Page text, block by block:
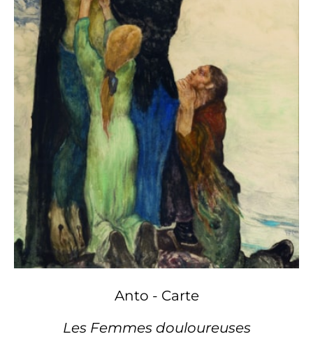
Anto - Carte
Les Femmes douloureuses